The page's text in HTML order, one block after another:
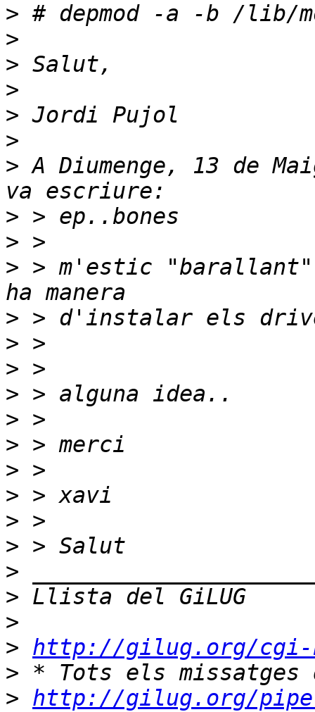
>
>
>
>
>
>
> A Diumenge, 13 de
>
>
> > m'estic
>
>
>
>
>
>
>
>
>
>
>
>
>
> http://gilug.org/
>
> http://gilug.org/